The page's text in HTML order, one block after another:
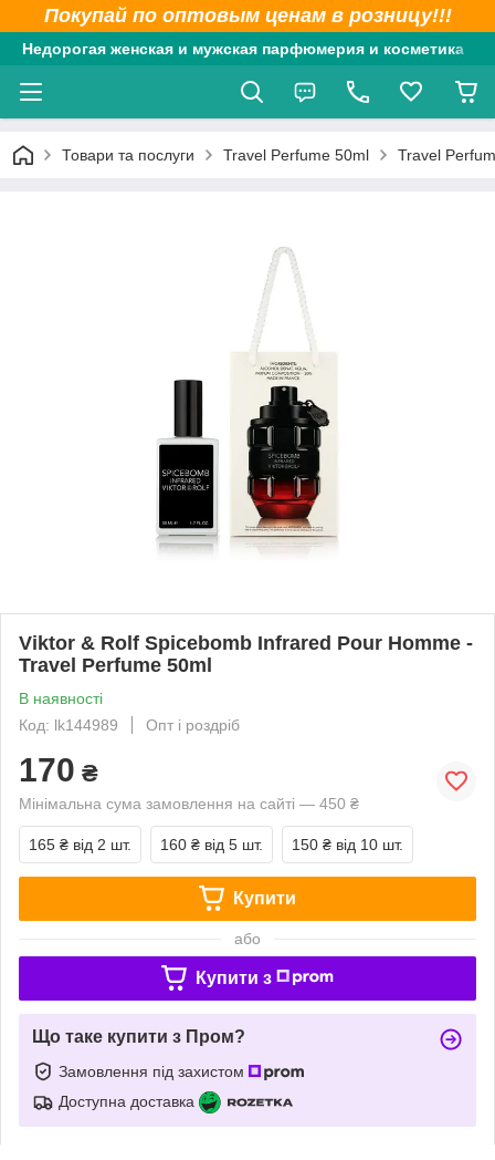
Покупай по оптовым ценам в розницу!!!
Недорогая женская и мужская парфюмерия и косметика
Товари та послуги Travel Perfume 50ml Travel
Viktor & Rolf Spicebomb Infrared Pour Homme -
Travel Perfume 50ml
В наявності
Код: lk144989
Опт і роздріб
170 ₴
Мінімальна сума замовлення на сайті — 450 ₴
165 ₴ від 2 шт. 160 ₴ від 5 шт. 150 ₴ від 10 шт.
Купити
або
Купити з
Що таке купити з Пром?
Замовлення під захистом
Доступна доставка